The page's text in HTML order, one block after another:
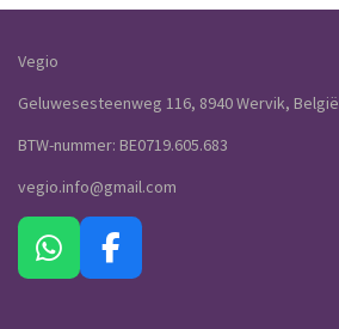
Vegio
Geluwesesteenweg 116, 8940 Wervik, België
BTW-nummer: BE0719.605.683
vegio.info@gmail.com
W
h
F
a